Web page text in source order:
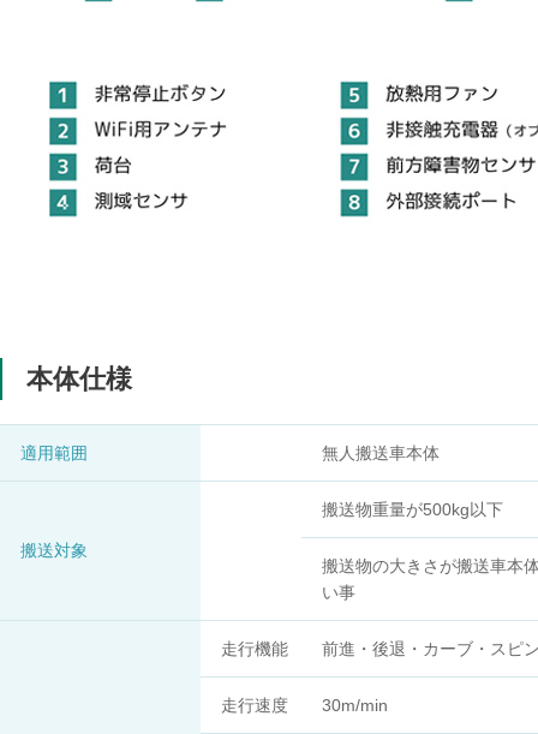
本体仕様
適用範囲 無人搬送車本体
搬送対象
搬送物重量が500kg以下
搬送物の大きさが搬送車本
い事
走行機能 前進・後退・カーブ・スピ
走行速度 30m/min